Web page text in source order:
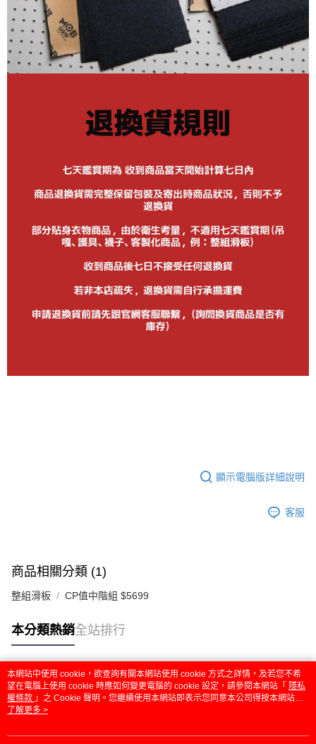
顯示電腦版詳細說明
客服
商品相關分類 (1)
整組滑板 CP值中階組 $5699
本分類熱銷全站排行
熱門標籤
本網站中使用 cookie，欲查詢有關本網站使用 cookie 方式之詳情，及若您不希
望在電腦上使用 cookie 時應如何變更電腦的 cookie 設定，請參閱本網站「 隱私
權條款 」之 Cookie 聲明。您繼續使用本網站即表示您同意本公司得按本網站使
用條款之 Cookie 聲明使用 cookie。
了解更多 >